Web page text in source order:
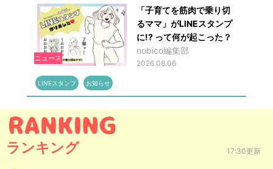
ニュース
「子育てを筋肉で乗り切
るママ」がLINEスタンプ
に!? って何が起こった？
nobico編集部
2026.08.06
LINEスタンプ お知らせ
ランキング 17:30更新